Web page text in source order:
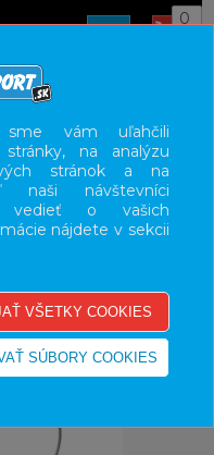
0
sme vám uľahčili
na analýzu
stránok a na
naši návštevníci
vedieť o vašich
nájdete v sekcii